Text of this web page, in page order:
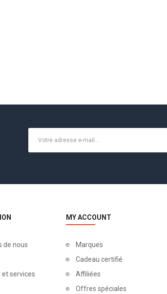
de nous
et services
MY ACCOUNT
Marques
Cadeau certifié
Affiliées
Offres spéciales